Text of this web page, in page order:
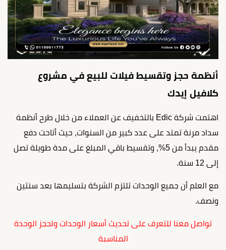
أنظمة حجز وتقسيط فيلات للبيع في مشروع
كلافيل إيدك
اهتمت شركة Edic بالتخفيف عن العملاء من خلال طرح أنظمة
سداد مرنة تمتد على عدد كبير من السنوات، حيث أتاحت دفع
مقدم يبدأ من 5%، وتقسيط باقي المبلغ على مدة طويلة تصل
إلى 12 سنة.
مع العلم أن جميع الوحدات تلتزم الشركة بتسليمها بعد سنتين
ونصف.
تواصل معنا للتعرف على تحديث أسعار الوحدات ولحجز الوحدة
المناسبة